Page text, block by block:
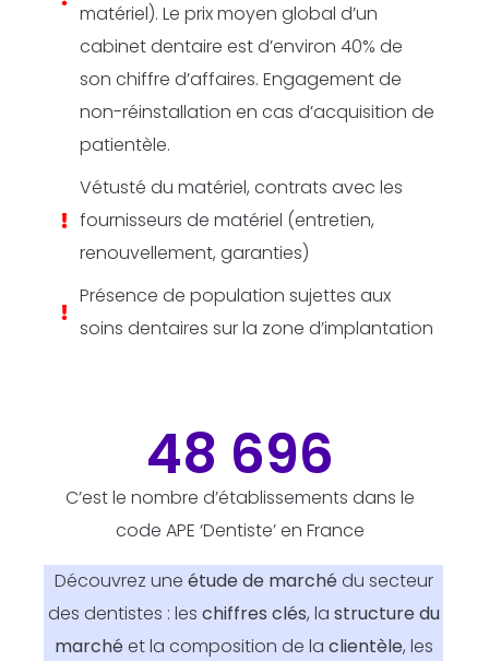
matériel). Le prix moyen global d’un
cabinet dentaire est d’environ 40% de
son chiffre d’affaires. Engagement de
non-réinstallation en cas d’acquisition de
patientèle.
Vétusté du matériel, contrats avec les
fournisseurs de matériel (entretien,
renouvellement, garanties)
Présence de population sujettes aux
soins dentaires sur la zone d’implantation
48 696
C’est le nombre d’établissements dans le
code APE ‘Dentiste’ en France
Découvrez une étude de marché du secteur
des dentistes : les chiffres clés, la structure du
marché et la composition de la clientèle, les